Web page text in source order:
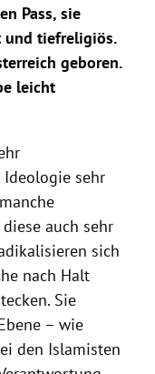
Pass, sie
und tiefreligiös.
geboren.
leicht
sehr
auch sehr
sich
nach Halt
Sie
– wie
den Islamisten